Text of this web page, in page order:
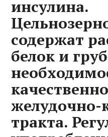
инсулина.
содержат
белок и
желудочно-
тракта.